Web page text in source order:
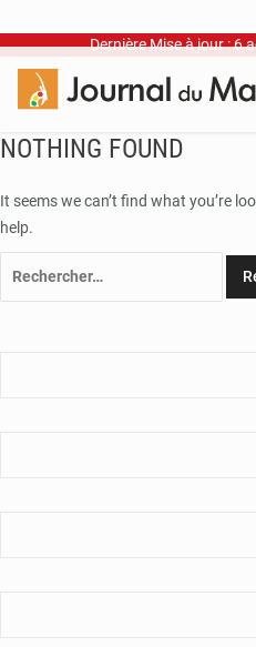
Dernière Mise à jour : 6
NOTHING FOUND
It seems we can’t find what you’re
help.